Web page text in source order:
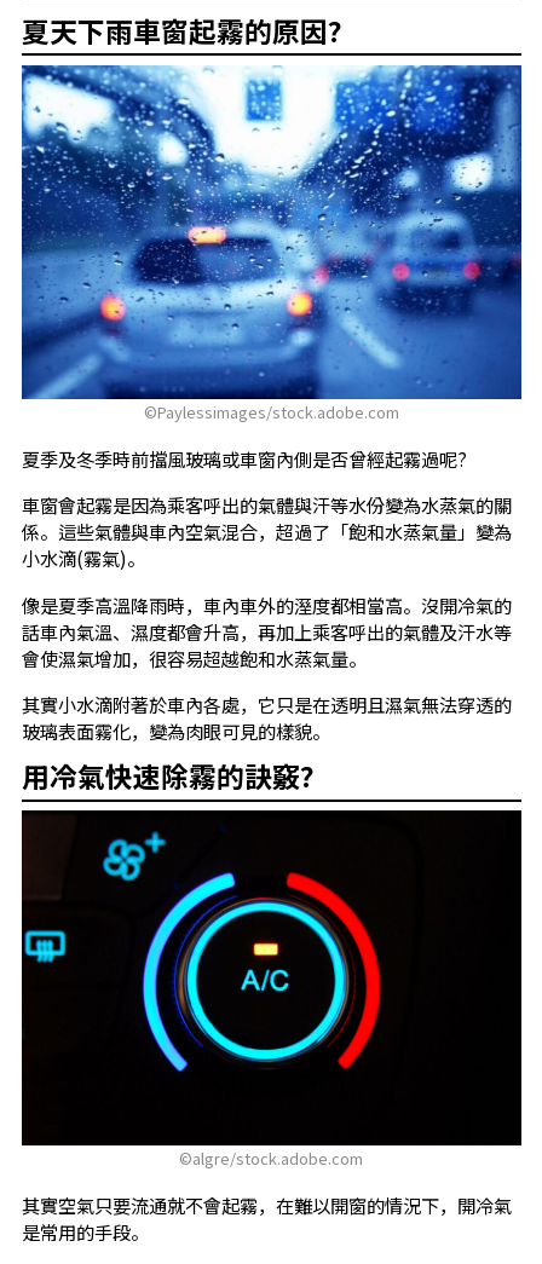
夏天下雨車窗起霧的原因?
©Paylessimages/stock.adobe.com
夏季及冬季時前擋風玻璃或車窗內側是否曾經起霧過呢?
車窗會起霧是因為乘客呼出的氣體與汗等水份變為水蒸氣的關
係。這些氣體與車內空氣混合，超過了「飽和水蒸氣量」變為
小水滴(霧氣)。
像是夏季高溫降雨時，車內車外的溼度都相當高。沒開冷氣的
話車內氣溫、濕度都會升高，再加上乘客呼出的氣體及汗水等
會使濕氣增加，很容易超越飽和水蒸氣量。
其實小水滴附著於車內各處，它只是在透明且濕氣無法穿透的
玻璃表面霧化，變為肉眼可見的樣貌。
用冷氣快速除霧的訣竅?
©algre/stock.adobe.com
其實空氣只要流通就不會起霧，在難以開窗的情況下，開冷氣
是常用的手段。